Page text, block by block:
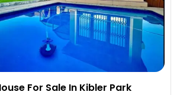
For Sale In Kibler Park